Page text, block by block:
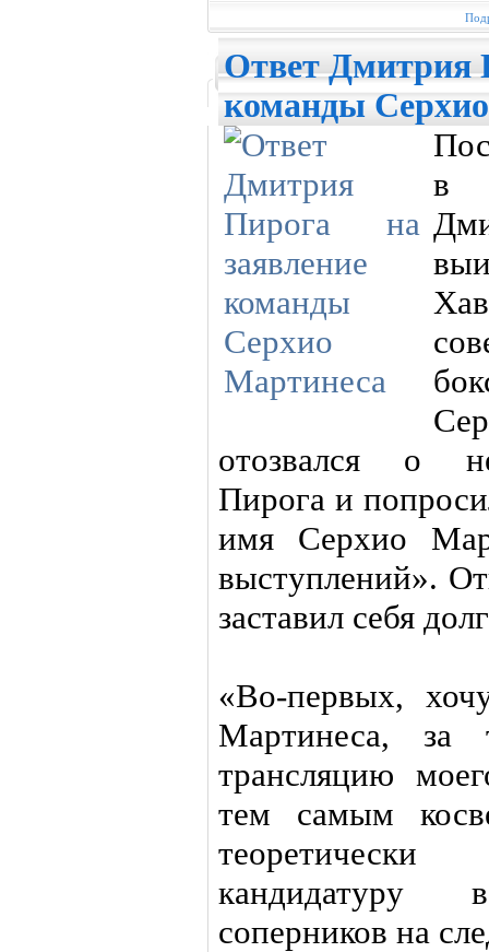
Ответ Дмитрия
команды
в
отозвался о
Пирога и
имя Серхио
выступлений».
заставил себя
«Во-первых,
Мартинеса,
трансляцию
тем самым
соперников на